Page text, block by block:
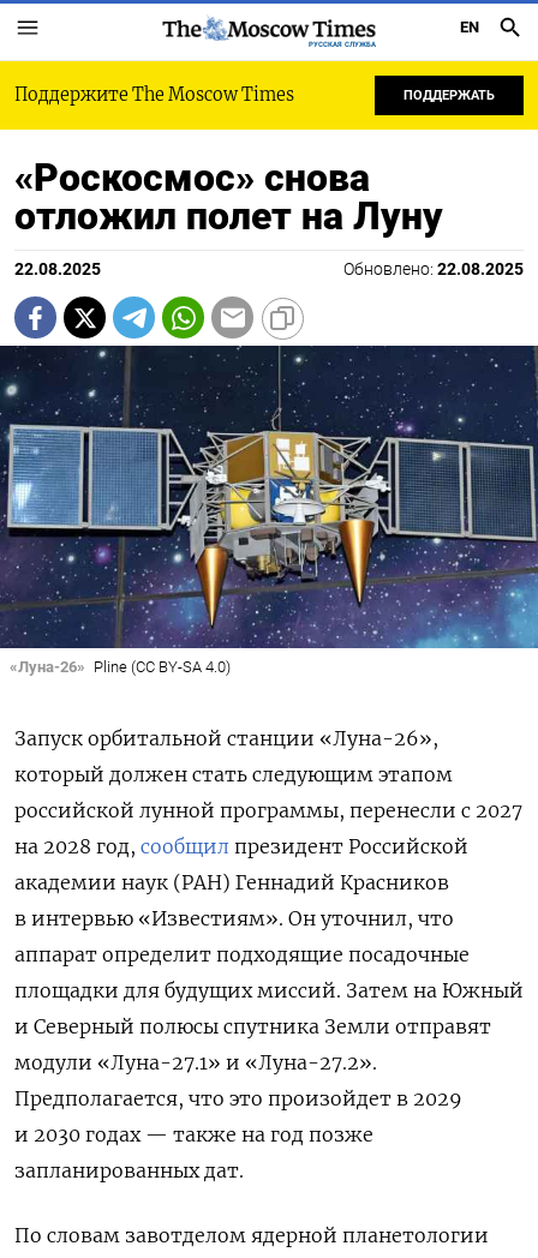
РУССКАЯ СЛУЖБА
EN
Поддержите The Moscow Times ПОДДЕРЖАТЬ
«Роскосмос» снова
отложил полет на Луну
22.08.2025 Обновлено: 22.08.2025
«Луна-26» Pline (CC BY-SA 4.0)
Запуск орбитальной станции «Луна-26»,
который должен стать следующим этапом
российской лунной программы, перенесли с 2027
на 2028 год, сообщил президент Российской
академии наук (РАН) Геннадий Красников
в интервью «Известиям». Он уточнил, что
аппарат определит подходящие посадочные
площадки для будущих миссий. Затем на Южный
и Северный полюсы спутника Земли отправят
модули «Луна-27.1» и «Луна-27.2».
Предполагается, что это произойдет в 2029
и 2030 годах — также на год позже
запланированных дат.
По словам завотделом ядерной планетологии